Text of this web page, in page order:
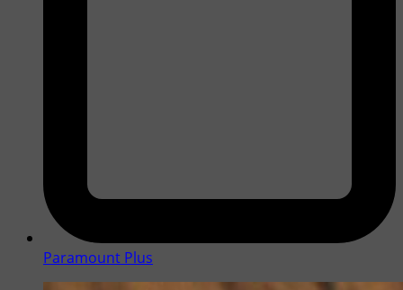
Paramount Plus